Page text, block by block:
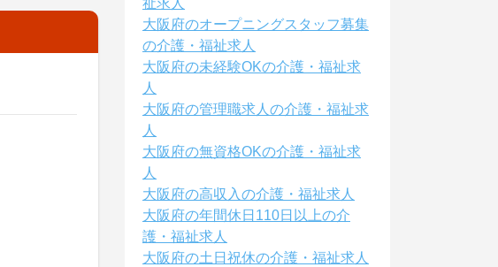
祉求人
大阪府のオープニングスタッフ募集
の介護・福祉求人
大阪府の未経験OKの介護・福祉求
人
大阪府の管理職求人の介護・福祉求
人
大阪府の無資格OKの介護・福祉求
人
大阪府の高収入の介護・福祉求人
大阪府の年間休日110日以上の介
護・福祉求人
大阪府の土日祝休の介護・福祉求人